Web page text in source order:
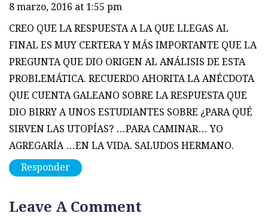
8 marzo, 2016 at 1:55 pm
CREO QUE LA RESPUESTA A LA QUE LLEGAS AL
FINAL ES MUY CERTERA Y MÁS IMPORTANTE QUE LA
PREGUNTA QUE DIO ORIGEN AL ANÁLISIS DE ESTA
PROBLEMÁTICA. RECUERDO AHORITA LA ANÉCDOTA
QUE CUENTA GALEANO SOBRE LA RESPUESTA QUE
DIO BIRRY A UNOS ESTUDIANTES SOBRE ¿PARA QUÉ
SIRVEN LAS UTOPÍAS? …PARA CAMINAR… YO
AGREGARÍA …EN LA VIDA. SALUDOS HERMANO.
Responder
Leave A Comment